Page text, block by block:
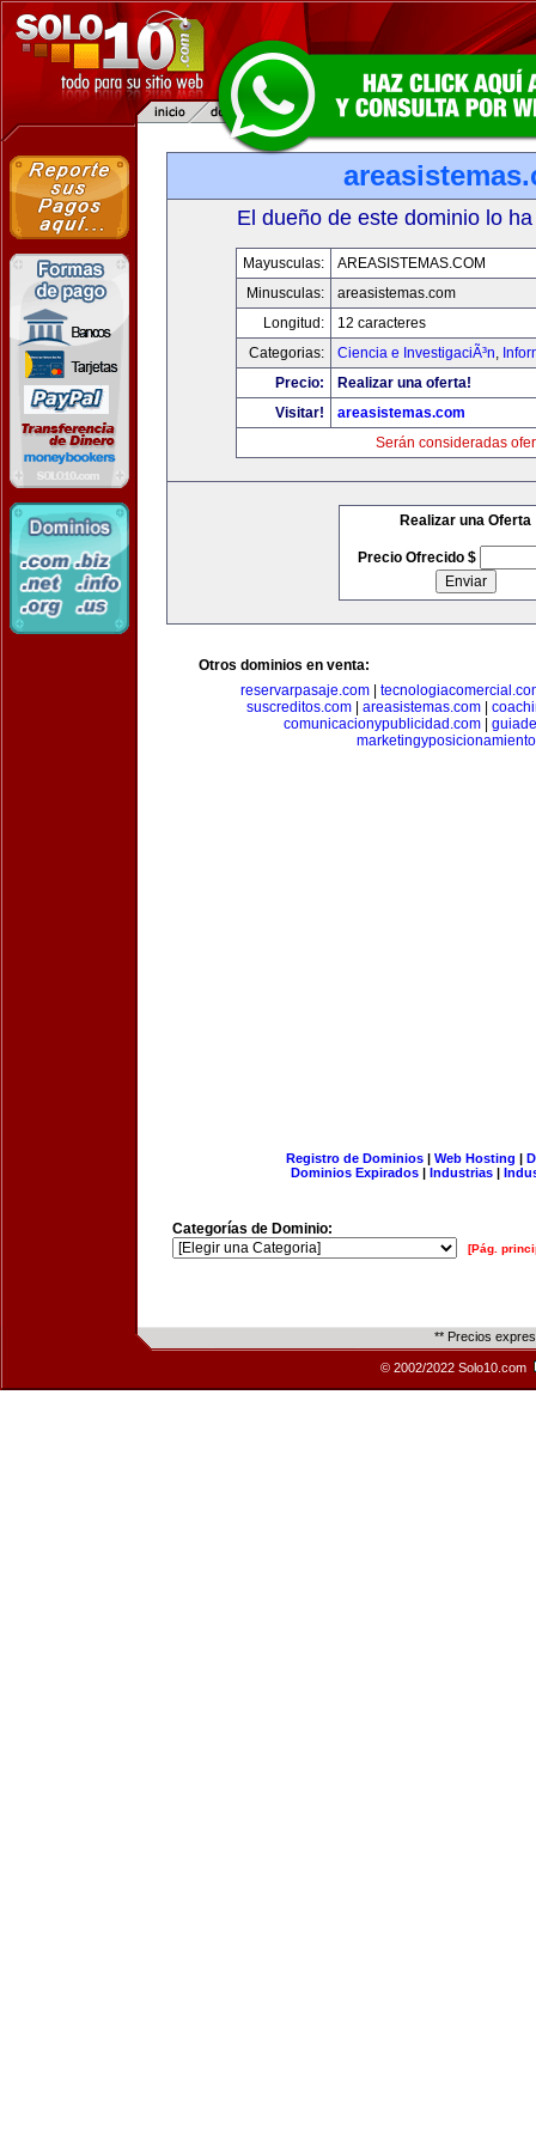
El dueño de este dominio lo
Mayusculas:
AREASISTEMAS.COM
Minusculas:
areasistemas.com
Longitud:
12 caracteres
Categorias:
Ciencia e InvestigaciÃ³n,
Precio:
Realizar una oferta!
Visitar!
areasistemas.com
Serán consideradas
Realizar una Oferta
Precio Ofrecido $
Otros dominios en venta:
reservarpasaje.com
suscreditos.com
areasistemas.com
comunicacionypublicidad.com
Registro de Dominios| Web Hosting |
Dominios Expirados | Industrias |
Categorías de Dominio:
[Pág.
** Precios
© 2002/2022 Solo10.com